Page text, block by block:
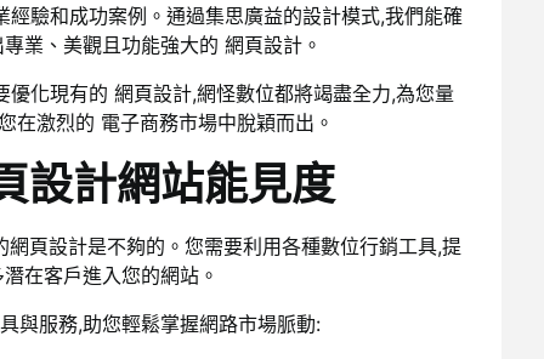
驗和成功案例。通過集思廣益的設計模式,我們能確
業、美觀且功能強大的 網頁設計。
化現有的 網頁設計,網怪數位都將竭盡全力,為您量
在激烈的 電子商務市場中脫穎而出。
設計網站能見度
頁設計是不夠的。您需要利用各種數位行銷工具,提
在客戶進入您的網站。
與服務,助您輕鬆掌握網路市場脈動: